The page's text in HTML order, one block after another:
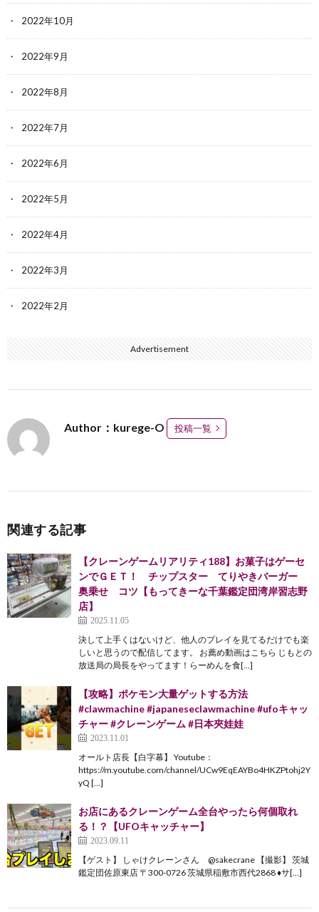
2022年10月
2022年9月
2022年8月
2022年7月
2022年6月
2022年5月
2022年4月
2022年3月
2022年2月
Advertisement
Author：kurege-O 投稿一覧
関連する記事
【クレーンゲームリアリティ188】お菓子はゲーセ
ンでＧＥＴ！ チップスター てりやきバーガー
奥乗せ コツ【もってきーな千葉鑑定団湾岸習志野
店】
2025.11.05
決して上手くはないけど、他人のプレイを見てるだけでも楽
しいと思うので配信してます。 お薦め動画はこちら じもとの
放送局の局長をやってます！らーめんを食[…]
【攻略】ポケモン大量ゲットする方法
#clawmachine #japaneseclawmachine #ufoキャッ
チャー #クレーンゲーム #日本夾娃娃
2023.11.01
オールト店長【白字幕】 Youtube：
https://m.youtube.com/channel/UCw9EqEAYBo4HKZPtohj2Y
yQ […]
お店にあるクレーンゲーム全台やったら何個取れ
る！？【UFOキャッチャー】
2023.09.11
【ゲスト】 しゃけクレーンさん @sakecrane 【撮影】 茨城
鑑定団佐原東店 〒300-0726 茨城県稲敷市西代2868 ♦︎サ[…]